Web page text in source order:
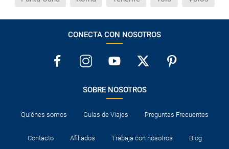
CONECTA CON NOSOTROS
SOBRE NOSOTROS
Quiénes somos Guías de Viajes Preguntas Frecuentes
Contacto Afiliados Trabaja con nosotros Blog